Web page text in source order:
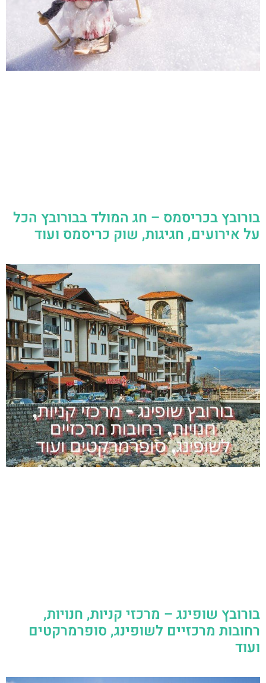
בורובץ בכריסמס – חג המולד בבורובץ הכל
על אירועים, חגיגות, שוק כריסמס ועוד
בורובץ שופינג – מרכזי קניות, חנויות,
רחובות מרכזיים לשופינג, סופרמרקטים
ועוד